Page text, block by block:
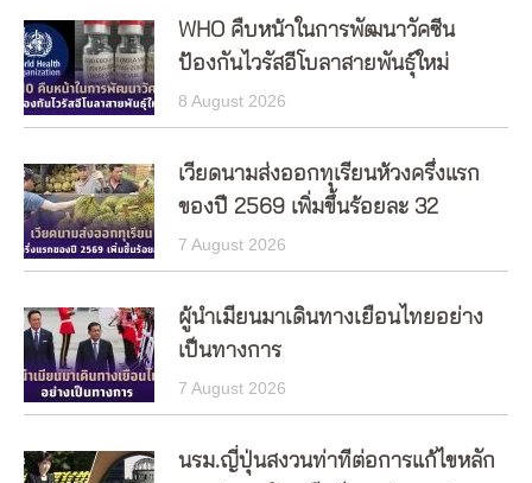
WHO คืบหน้าในการพัฒนาวัคซีน
ป้องกันไวรัสอีโบลาสายพันธุ์ใหม่
8 August 2026
เวียดนามส่งออกทุเรียนห้วงครึ่งแรก
ของปี 2569 เพิ่มขึ้นร้อยละ 32
7 August 2026
ผู้นำเมียนมาเดินทางเยือนไทยอย่าง
เป็นทางการ
7 August 2026
นรม.ญี่ปุ่นสงวนท่าทีต่อการแก้ไขหลัก